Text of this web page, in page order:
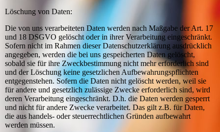
Löschung von Daten:
Die von uns verarbeiteten Daten werden nach Maßgabe der Art. 17
und 18 DSGVO gelöscht oder in ihrer Verarbeitung eingeschränkt.
Sofern nicht im Rahmen dieser Datenschutzerklärung ausdrücklich
angegeben, werden die bei uns gespeicherten Daten gelöscht,
sobald sie für ihre Zweckbestimmung nicht mehr erforderlich sind
und der Löschung keine gesetzlichen Aufbewahrungspflichten
entgegenstehen. Sofern die Daten nicht gelöscht werden, weil sie
für andere und gesetzlich zulässige Zwecke erforderlich sind, wird
deren Verarbeitung eingeschränkt. D.h. die Daten werden gesperrt
und nicht für andere Zwecke verarbeitet. Das gilt z.B. für Daten,
die aus handels- oder steuerrechtlichen Gründen aufbewahrt
werden müssen.